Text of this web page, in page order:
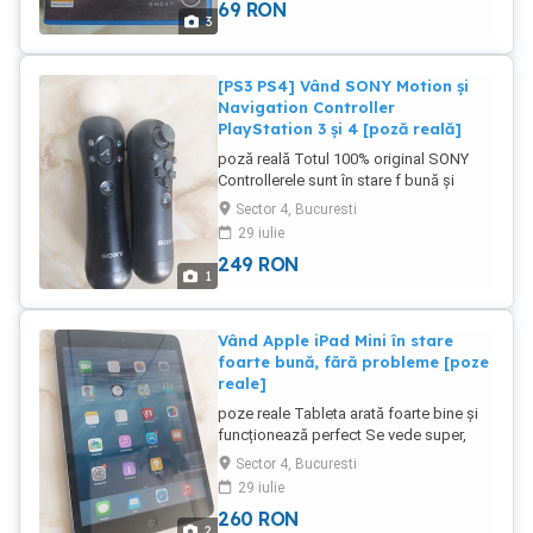
3
cu un cod care nu știu dacă este folosit
personală pe care am decis să o vând
69 RON
1
[PS3 PS4] Vând SONY Motion și
Navigation Controller
PlayStation 3 și 4 [poză reală]
poză reală Totul 100% original SONY
Controllerele sunt în stare f bună și
perfect funcționale Compatibilitate
PlayStation 3 și 4 Prețul afișat este
pentru amândouă la pachet
Sector 4, Bucuresti
29 iulie
249 RON
Vând Apple iPad Mini în stare
foarte bună, fără probleme [poze
reale]
poze reale Tableta arată foarte bine și
funcționează perfect Se vede super,
ideală pentru filme și seriale Pentru mai
multe detalii vă stau la dispoziție : ]
Sector 4, Bucuresti
29 iulie
260 RON